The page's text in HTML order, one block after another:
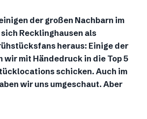
der großen Nachbarn im
Recklinghausen als
heraus: Einige der
wir mit Händedruck in die Top 5
schicken. Auch im
wir uns umgeschaut. Aber